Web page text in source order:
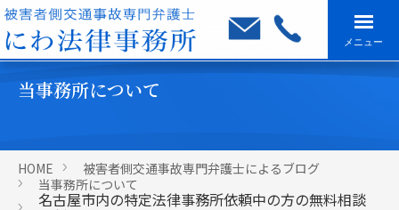
メニュー
当事務所について
HOME
被害者側交通事故専門弁護士によるブログ
当事務所について
名古屋市内の特定法律事務所依頼中の方の無料相談